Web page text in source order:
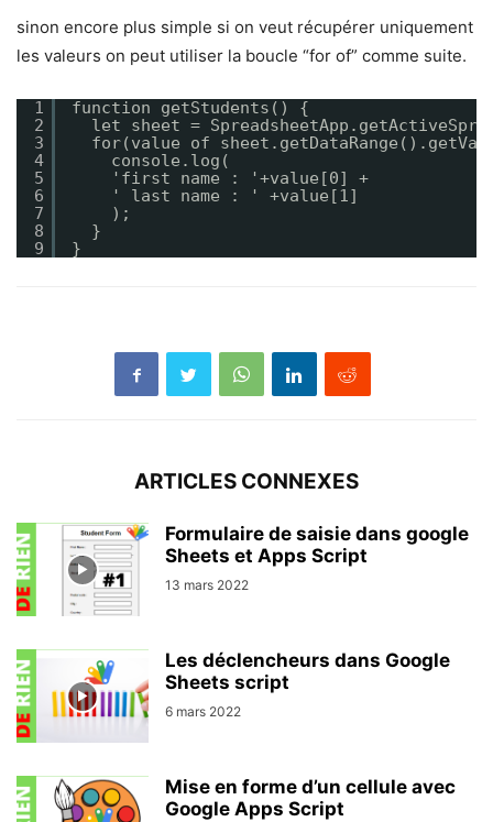
sinon encore plus simple si on veut récupérer uniquement
les valeurs on peut utiliser la boucle “for of” comme suite.
1
2
3
4
5
6
7
8
9
function getStudents() {
let sheet =
for(value of
console.log(
'first name : '+value[0] +
' last name : ' +value[1]
);
}
}
ARTICLES CONNEXES
Formulaire de saisie dans google
Sheets et Apps Script
13 mars 2022
Les déclencheurs dans Google
Sheets script
6 mars 2022
Mise en forme d’un cellule avec
Google Apps Script